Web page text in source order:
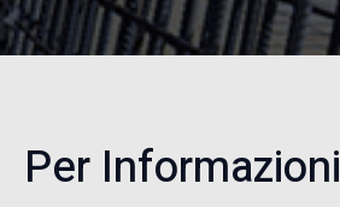
Per Informazioni